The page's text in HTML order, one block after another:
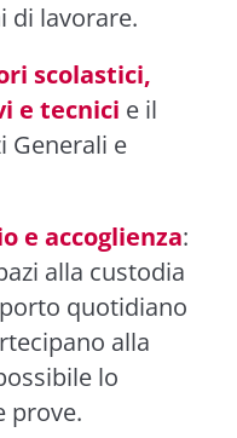
di lavorare.
scolastici,
e tecnici e il
Generali e
e accoglienza:
alla custodia
quotidiano
alla
lo
prove.